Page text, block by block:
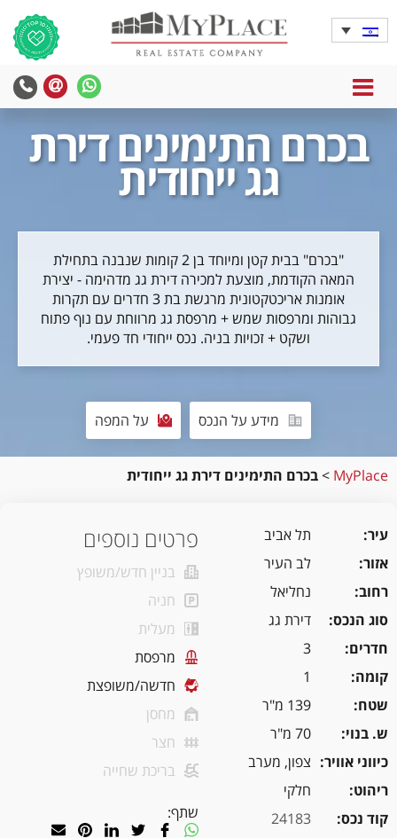
MENU
בכרם התימינים דירת
גג ייחודית
"בכרם" בבית קטן ומיוחד בן 2 קומות שנבנה בתחילת
המאה הקודמת, מוצעת למכירה דירת גג מדהימה - יצירת
אומנות אריכטקטונית מרגשת בת 3 חדרים עם תקרות
גבוהות ומרפסות שמש + מרפסת גג מרווחת עם נוף פתוח
ושקט + זכויות בניה. נכס ייחודי חד פעמי.
מידע על הנכס על המפה
MyPlace
>בכרם התימינים דירת גג ייחודית
עיר
תל אביב
אזור
לב העיר
רחוב
נחליאל
סוג הנכס
דירת גג
חדרים
3
קומה
1
שטח
139 מ"ר
ש. בנוי
70 מ"ר
כיווני אוויר
צפון, מערב
ריהוט
חלקי
קוד נכס
24183
פרטים נוספים
בניין חדש/משופץ
חניה
מעלית
מרפסת
חדשה/משופצת
מחסן
חצר
בריכת שחייה
שתף: